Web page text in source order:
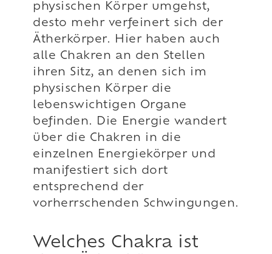
physischen Körper umgehst,
desto mehr verfeinert sich der
Ätherkörper. Hier haben auch
alle Chakren an den Stellen
ihren Sitz, an denen sich im
physischen Körper die
lebenswichtigen Organe
befinden. Die Energie wandert
über die Chakren in die
einzelnen Energiekörper und
manifestiert sich dort
entsprechend der
vorherrschenden Schwingungen.
Welches Chakra ist